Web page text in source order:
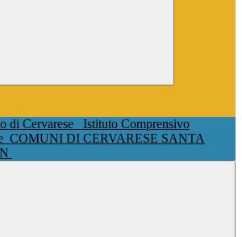
Istituto Comprensivo
COMUNI DI CERVARESE SANTA